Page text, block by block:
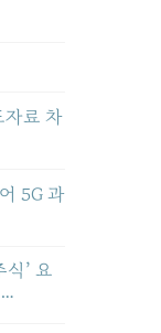
자료 차
5G 과
’ 요